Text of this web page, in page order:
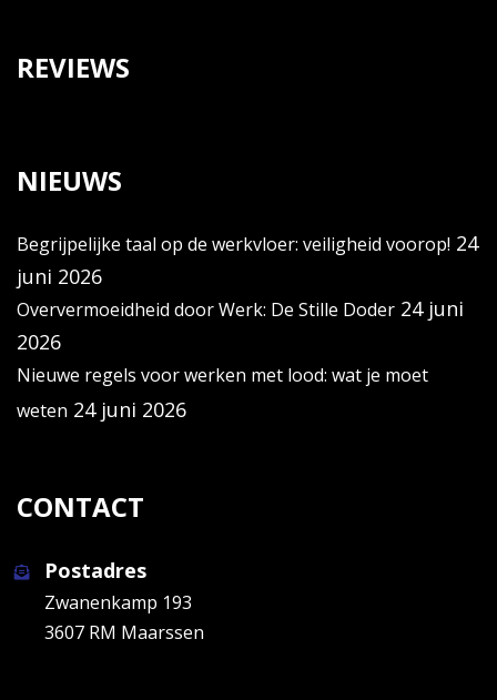
REVIEWS
NIEUWS
Begrijpelijke taal op de werkvloer: veiligheid voorop! 24
juni 2026
Oververmoeidheid door Werk: De Stille Doder 24 juni
2026
Nieuwe regels voor werken met lood: wat je moet
weten 24 juni 2026
CONTACT
Postadres
Zwanenkamp 193
3607 RM Maarssen